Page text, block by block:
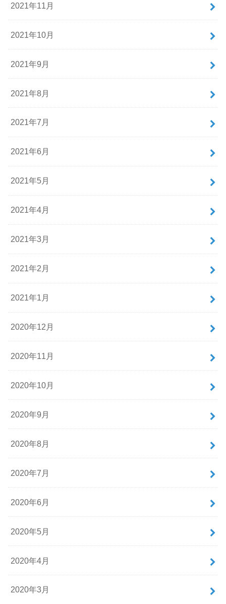
2021年11月
2021年10月
2021年9月
2021年8月
2021年7月
2021年6月
2021年5月
2021年4月
2021年3月
2021年2月
2021年1月
2020年12月
2020年11月
2020年10月
2020年9月
2020年8月
2020年7月
2020年6月
2020年5月
2020年4月
2020年3月